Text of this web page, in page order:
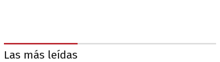
Las más leídas